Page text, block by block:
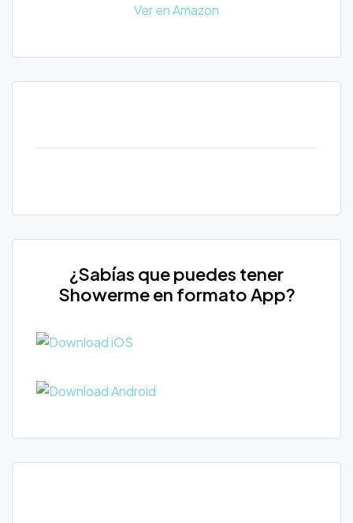
Ver en Amazon
¿Sabías que puedes tener
Showerme en formato App?